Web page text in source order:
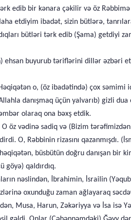
edib bir kənara çəkilir və öz
etdiyim ibadət, sizin bütlərə,
bütləri tərk edib (Şama) getdiyi
buyurub təriflərini dillər əzbəri
o, (öz ibadətində) çox
danışmaq üçün yalvarıb) gizli dua
olaraq ona bəxş etdik.
öz vədinə sadiq və (Bizim
O, Rəbbinin rizasını qazanmışdı.
büsbütün doğru danışan bir
göyə) qaldırdıq.
nəslindən, İbrahimin, İsrailin
oxunduğu zaman ağlayaraq
Musa, Harun, Zəkəriyya və İsa isə